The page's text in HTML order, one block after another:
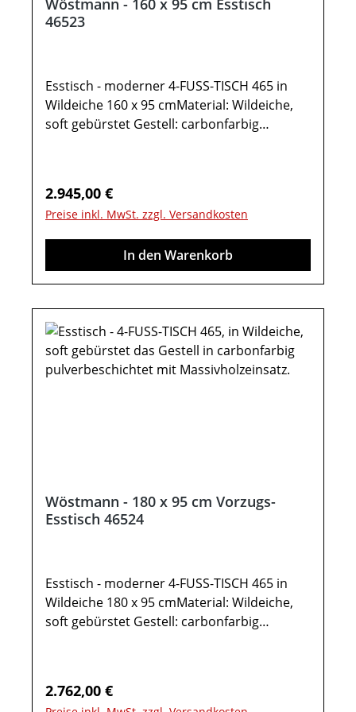
Wöstmann - 160 x 95 cm Esstisch
46523
Esstisch - moderner 4-FUSS-TISCH 465 in
Wildeiche 160 x 95 cmMaterial: Wildeiche,
soft gebürstet Gestell: carbonfarbig
4-Fuss-Tisch Type 46523:Tischplatte in
Wildeiche massiv Tischplattenstärke: 1,9 cm
Höhe untere Zarge 68 cm Wahlweise ist eine
Klappeinlage von 60 cm möglichOptional im
Konfigurator:Gestellauszug: Mit einer
Informationen:Weitere Hinweise finden Sie
in der dazugehörigen Montageanleitung
unter "Verfügbare Downloads“! Farben
können auf verschiedenen Bildschirmen
Regulärer Preis:
2.945,00 €
Preise inkl. MwSt. zzgl. Versandkosten
In den Warenkorb
Wöstmann - 180 x 95 cm Vorzugs-
Esstisch 46524
Esstisch - moderner 4-FUSS-TISCH 465 in
Wildeiche 180 x 95 cmMaterial: Wildeiche,
soft gebürstet Gestell: carbonfarbig
4-Fuss-Tisch Type 46524:Tischplatte in
Regulärer Preis:
2.762,00 €